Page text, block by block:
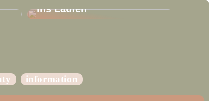
ins Laufen
information